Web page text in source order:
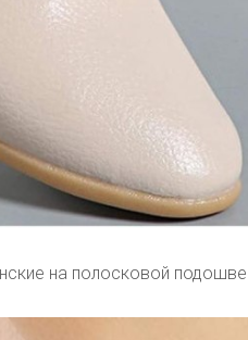
на полосковой подошве